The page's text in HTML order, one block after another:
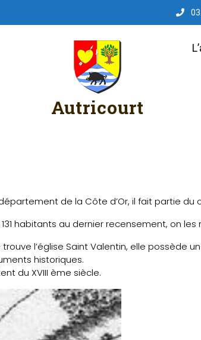
Autricourt
de la Côte d’Or, il fait partie
habitants au dernier recensement, on
l’église Saint Valentin, elle possède
historiques.
du XVIII ème siècle.